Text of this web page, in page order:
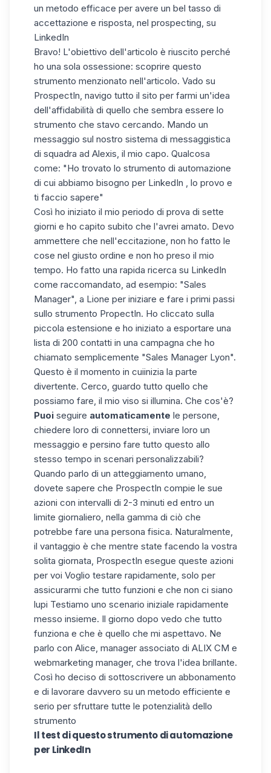
un metodo efficace per avere un bel tasso di
accettazione e risposta, nel prospecting, su
LinkedIn
Bravo! L'obiettivo dell'articolo è riuscito perché
ho una sola ossessione: scoprire questo
strumento menzionato nell'articolo. Vado su
ProspectIn, navigo tutto il sito per farmi un'idea
dell'affidabilità di quello che sembra essere lo
strumento che stavo cercando. Mando un
messaggio sul nostro sistema di messaggistica
di squadra ad Alexis, il mio capo. Qualcosa
come: "Ho trovato lo strumento di automazione
di cui abbiamo bisogno per LinkedIn
, lo provo e
ti faccio sapere"
Così ho iniziato il mio periodo di prova di sette
giorni e ho capito subito che l'avrei amato. Devo
ammettere che nell'eccitazione, non ho fatto le
cose nel giusto ordine e non ho preso il mio
tempo. Ho fatto una rapida ricerca su LinkedIn
come raccomandato, ad esempio: "Sales
Manager", a Lione per iniziare e fare i primi passi
sullo strumento PropectIn. Ho cliccato sulla
piccola estensione e ho iniziato a esportare una
lista di 200 contatti in una campagna che ho
chiamato semplicemente "Sales Manager Lyon".
Questo è il momento in cuiinizia la parte
divertente. Cerco, guardo tutto quello che
possiamo fare, il mio viso si illumina. Che cos'è?
Puoi seguire automaticamente le persone,
chiedere loro di connettersi, inviare loro un
messaggio e persino fare tutto questo allo
stesso tempo in scenari personalizzabili?
Quando parlo di un atteggiamento umano,
dovete sapere che ProspectIn compie le sue
azioni con intervalli di 2-3 minuti ed entro un
limite giornaliero, nella gamma di ciò che
potrebbe fare una persona fisica. Naturalmente,
il vantaggio è che mentre state facendo la vostra
solita giornata, ProspectIn esegue queste azioni
per voi Voglio testare rapidamente, solo per
assicurarmi che tutto funzioni e che non ci siano
lupi Testiamo uno scenario iniziale rapidamente
messo insieme. Il giorno dopo vedo che tutto
funziona e che è quello che mi aspettavo. Ne
parlo con Alice, manager associato di ALIX CM e
webmarketing manager, che trova l'idea brillante.
Così ho deciso di sottoscrivere un abbonamento
e di lavorare davvero su un metodo efficiente e
serio per sfruttare tutte le potenzialità dello
strumento
Il test di questo strumento di automazione
per LinkedIn